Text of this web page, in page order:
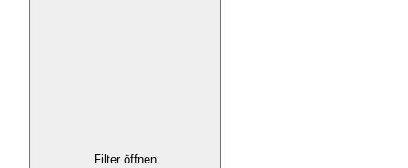
Filter öffnen